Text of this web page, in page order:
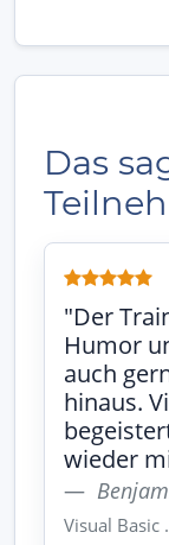
Das
"Der
Humor
auch
hinaus.
wieder
Visual Basic